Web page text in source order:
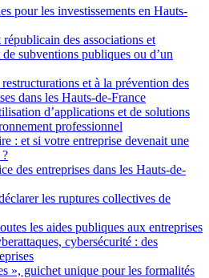
pour les investissements en Hauts-
républicain des associations et
subventions publiques ou d’un
et à la prévention des
dans les Hauts-de-France
d’applications et de solutions
professionnel
: et si votre entreprise devenait une
des entreprises dans les Hauts-de-
les ruptures collectives de
les aides publiques aux entreprises
cybersécurité : des
», guichet unique pour les formalités